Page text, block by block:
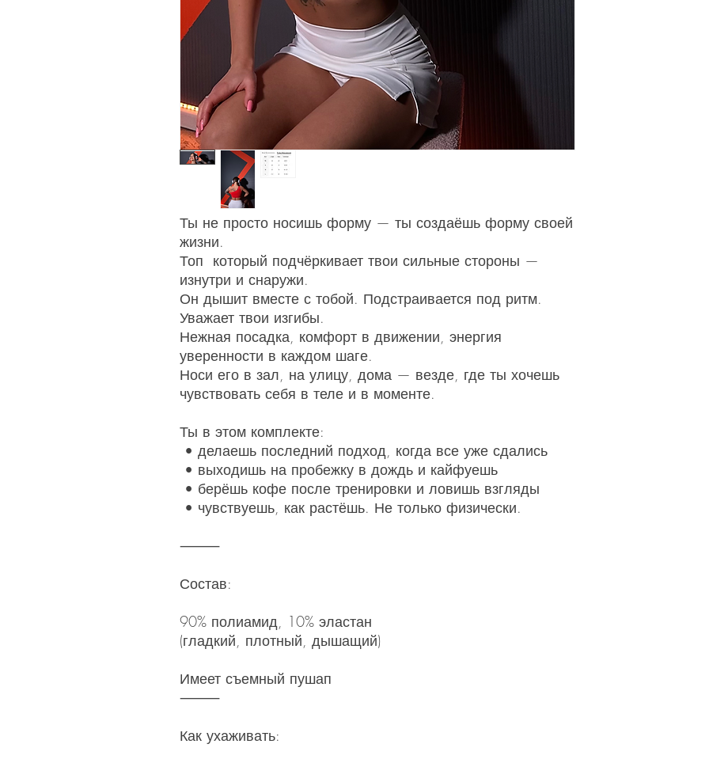
Ты не просто носишь форму — ты создаёшь форму своей
жизни.
Топ который подчёркивает твои сильные стороны —
изнутри и снаружи.
Он дышит вместе с тобой. Подстраивается под ритм.
Уважает твои изгибы.
Нежная посадка, комфорт в движении, энергия
уверенности в каждом шаге.
Носи его в зал, на улицу, дома — везде, где ты хочешь
чувствовать себя в теле и в моменте.
Ты в этом комплекте:
• делаешь последний подход, когда все уже сдались
• выходишь на пробежку в дождь и кайфуешь
• берёшь кофе после тренировки и ловишь взгляды
• чувствуешь, как растёшь. Не только физически.
⸻
Состав:
90% полиамид, 10% эластан
(гладкий, плотный, дышащий)
Имеет съемный пушап
⸻
Как ухаживать: